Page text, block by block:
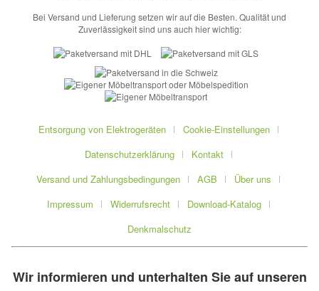
Bei Versand und Lieferung setzen wir auf die Besten. Qualität und
Zuverlässigkeit sind uns auch hier wichtig:
Entsorgung von Elektrogeräten
Cookie-Einstellungen
Datenschutzerklärung
Kontakt
Versand und Zahlungsbedingungen
AGB
Über uns
Impressum
Widerrufsrecht
Download-Katalog
Denkmalschutz
Wir informieren und unterhalten Sie auf unseren